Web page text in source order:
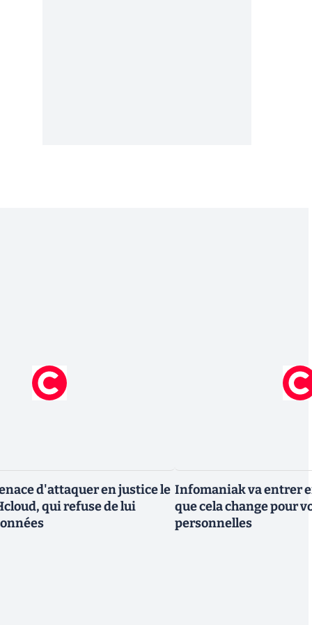
d'attaquer en justice le
qui refuse de lui
Infomaniak va entrer
que cela change pour
personnelles